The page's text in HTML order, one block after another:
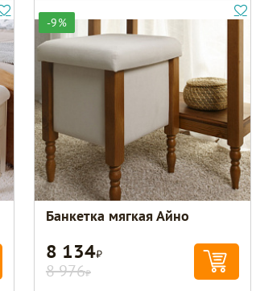
-9%
Банкетка мягкая Айно
8 134Р
8 976Р